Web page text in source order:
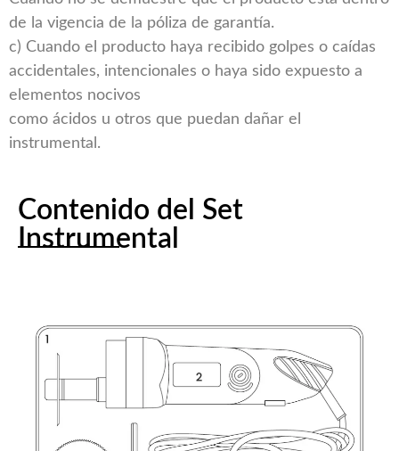
de la vigencia de la póliza de garantía.
c) Cuando el producto haya recibido golpes o caídas
accidentales, intencionales o haya sido expuesto a
elementos nocivos
como ácidos u otros que puedan dañar el
instrumental.
Contenido del Set
Instrumental